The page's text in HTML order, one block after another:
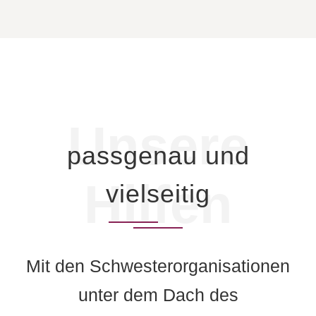
Unsere
Hilfen
passgenau und
vielseitig
Mit den Schwesterorganisationen
unter dem Dach des